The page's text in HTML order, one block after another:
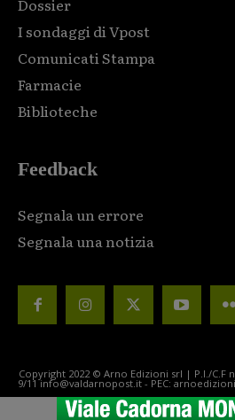
Dossier
I sondaggi di Vpost
Comunicati Stampa
Farmacie
Biblioteche
Feedback
Segnala un errore
Segnala una notizia
Copyright 2022 © Arno Edizioni srl | P.I./C.F
9/11 info@valdarnopost.it - PEC: